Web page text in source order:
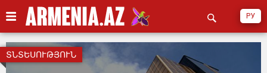
РУ
ՏՆՏԵՍՈՒԹՅՈՒՆ